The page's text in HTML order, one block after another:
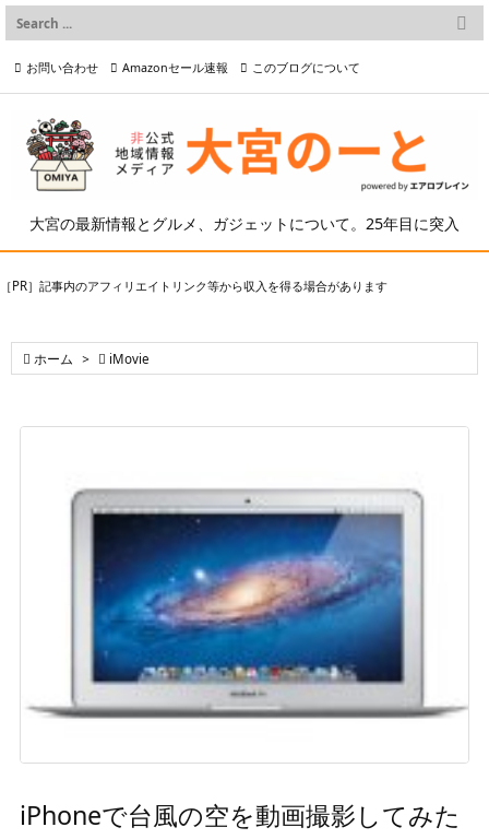
大宮の最新情報とグルメ、ガジェットについて。25年目に突入

メニュー

検索
お問い合わせ Amazonセール速報 このブログについて
プライバシーポリシー等
［PR］記事内のアフィリエイトリンク等から収入を得る場合があります
 ホーム >  iMovie
iPhoneで台風の空を動画撮影してみた